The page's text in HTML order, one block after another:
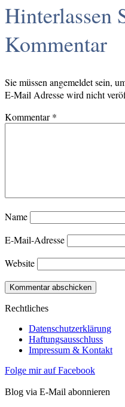
Hinterlassen
Kommentar
Sie müssen angemeldet sein,
E-Mail Adresse wird nicht
Kommentar*
Name
E-Mail-Adresse
Website
Rechtliches
Datenschutzerklärung
Haftungsausschluss
Impressum & Kontakt
Folge mir auf Facebook
Blog via E-Mail abonnieren